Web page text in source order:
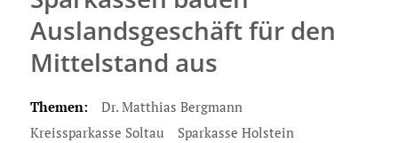
Auslandsgeschäft für den
Mittelstand aus
Themen:
Dr. Matthias Bergmann
Kreissparkasse Soltau
Sparkasse Holstein